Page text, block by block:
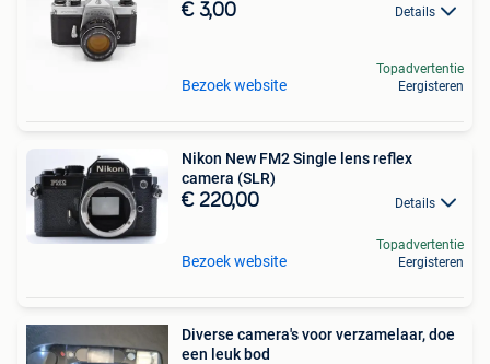
€ 3,00 Details
Bezoek website
Topadvertentie
Eergisteren
Nikon New FM2 Single lens reflex
camera (SLR)
€ 220,00 Details
Bezoek website
Topadvertentie
Eergisteren
Diverse camera's voor verzamelaar, doe
een leuk bod